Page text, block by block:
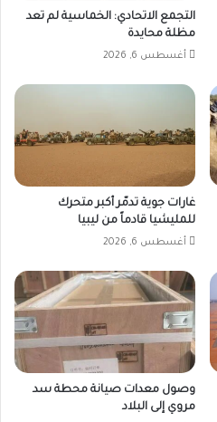
التجمع الاتحادي: الخماسية لم تعد
مظلة محايدة
أغسطس 6, 2026
غارات جوية تدمّر أكبر متحرك
للمليشيا قادماً من ليبيا
أغسطس 6, 2026
وصول معدات صيانة محطة سد
مروي إلى البلاد